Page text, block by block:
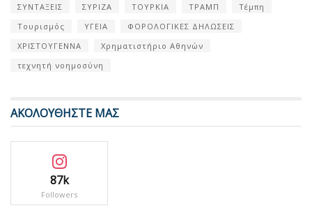
ΣΥΝΤΑΞΕΙΣ
ΣΥΡΙΖΑ ΤΟΥΡΚΙΑ ΤΡΑΜΠ
Τέμπη
Τουρισμός
ΥΓΕΙΑ
ΦΟΡΟΛΟΓΙΚΕΣ ΔΗΛΩΣΕΙΣ
ΧΡΙΣΤΟΥΓΕΝΝΑ
Χρηματιστήριο Αθηνών
τεχνητή νοημοσύνη
ΑΚΟΛΟΥΘΗΣΤΕ ΜΑΣ
87k
Followers